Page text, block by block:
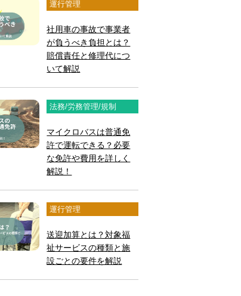
運行管理
社用車の事故で事業者
が負うべき負担とは？
賠償責任と修理代につ
いて解説
法務/労務管理/規制
マイクロバスは普通免
許で運転できる？必要
な免許や費用を詳しく
解説！
運行管理
送迎加算とは？対象福
祉サービスの種類と施
設ごとの要件を解説